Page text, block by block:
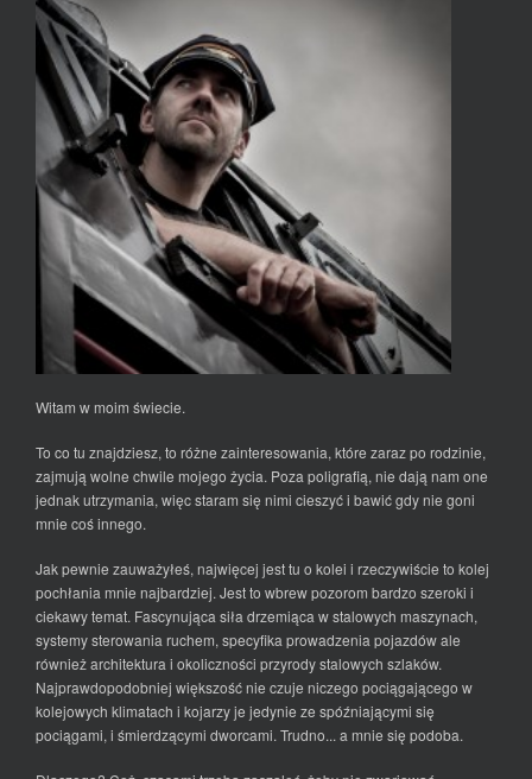
Witam w moim świecie.
To co tu znajdziesz, to różne zainteresowania, które zaraz po rodzinie,
zajmują wolne chwile mojego życia. Poza poligrafią, nie dają nam one
jednak utrzymania, więc staram się nimi cieszyć i bawić gdy nie goni
mnie coś innego.
Jak pewnie zauważyłeś, najwięcej jest tu o kolei i rzeczywiście to kolej
pochłania mnie najbardziej. Jest to wbrew pozorom bardzo szeroki i
ciekawy temat. Fascynująca siła drzemiąca w stalowych maszynach,
systemy sterowania ruchem, specyfika prowadzenia pojazdów ale
również architektura i okoliczności przyrody stalowych szlaków.
Najprawdopodobniej większość nie czuje niczego pociągającego w
kolejowych klimatach i kojarzy je jedynie ze spóźniającymi się
pociągami, i śmierdzącymi dworcami. Trudno... a mnie się podoba.